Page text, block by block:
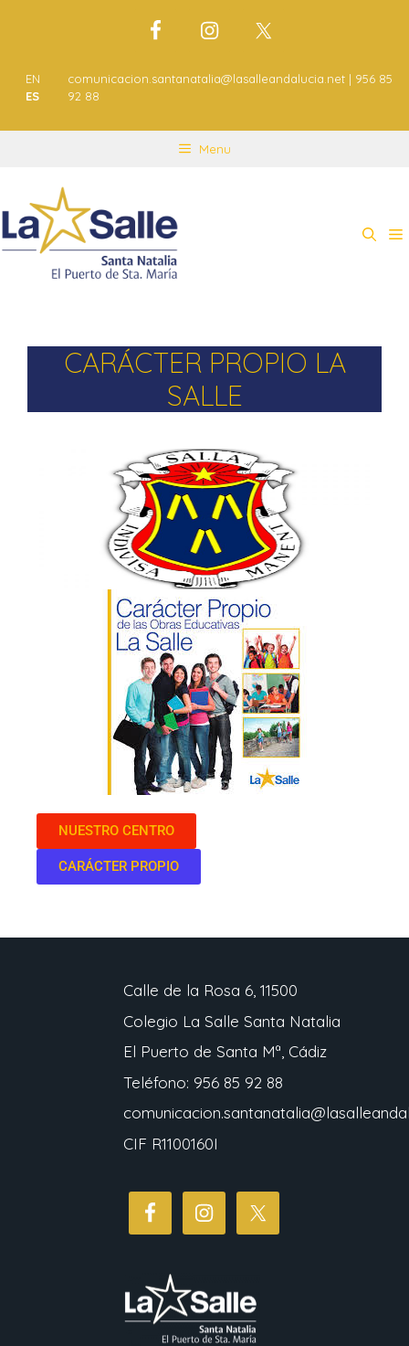
EN
ES
comunicacion.santanatalia@lasalleandalucia.net | 956 85
92 88
Menu
CARÁCTER PROPIO LA
SALLE
NUESTRO CENTRO
CARÁCTER PROPIO
Calle de la Rosa 6, 11500
Colegio La Salle Santa Natalia
El Puerto de Santa Mª, Cádiz
Teléfono: 956 85 92 88
CIF R1100160I